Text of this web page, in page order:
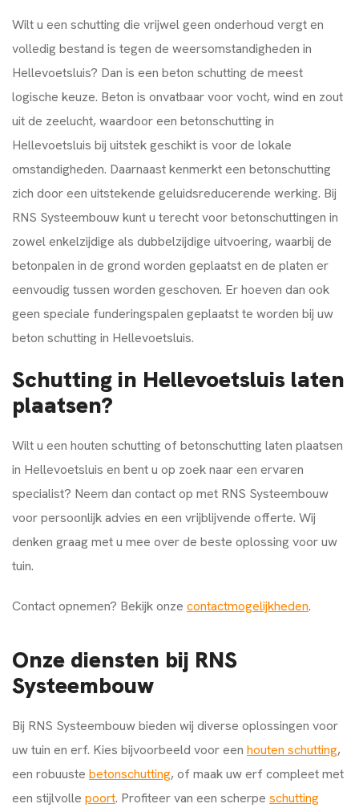
Wilt u een schutting die vrijwel geen onderhoud vergt en
volledig bestand is tegen de weersomstandigheden in
Hellevoetsluis? Dan is een beton schutting de meest
logische keuze. Beton is onvatbaar voor vocht, wind en zout
uit de zeelucht, waardoor een betonschutting in
Hellevoetsluis bij uitstek geschikt is voor de lokale
omstandigheden. Daarnaast kenmerkt een betonschutting
zich door een uitstekende geluidsreducerende werking. Bij
RNS Systeembouw kunt u terecht voor betonschuttingen in
zowel enkelzijdige als dubbelzijdige uitvoering, waarbij de
betonpalen in de grond worden geplaatst en de platen er
eenvoudig tussen worden geschoven. Er hoeven dan ook
geen speciale funderingspalen geplaatst te worden bij uw
beton schutting in Hellevoetsluis.
Schutting in Hellevoetsluis laten
plaatsen?
Wilt u een houten schutting of betonschutting laten plaatsen
in Hellevoetsluis en bent u op zoek naar een ervaren
specialist? Neem dan contact op met RNS Systeembouw
voor persoonlijk advies en een vrijblijvende offerte. Wij
denken graag met u mee over de beste oplossing voor uw
tuin.
Contact opnemen? Bekijk onze contactmogelijkheden.
Onze diensten bij RNS
Systeembouw
Bij RNS Systeembouw bieden wij diverse oplossingen voor
uw tuin en erf. Kies bijvoorbeeld voor een houten schutting,
een robuuste betonschutting, of maak uw erf compleet met
een stijlvolle poort. Profiteer van een scherpe schutting